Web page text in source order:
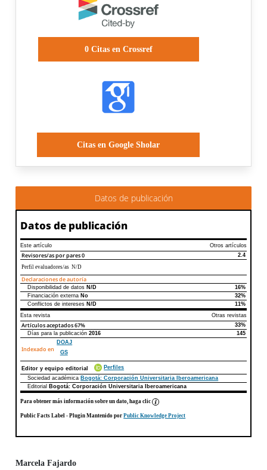
0Citas en Crossref
Citas en Google Sholar
Datos de publicación
Datos de publicación
Este artículo Otros artículos
Revisores/as por pares0
2.4
Perfil evaluadores/as N/D
Declaraciones de autoría
Declaraciones de autoríaEste artículo
Disponibilidad de datos N/D
16%
Financiación externa No
32%
Conflictos de intereses N/D
11%
Esta revista
Otras revistas
Artículos aceptados67%
33%
Días para la publicación2016 145
Indexado en
DOAJ
GS
Editor y equipo editorial
Perfiles
Sociedad académica Bogotá: Corporación Universitaria Iberoamericana
Editorial
Bogotá: Corporación Universitaria Iberoamericana
Para obtener más información sobre un dato, haga clic
Public Facts Label - Plugin Mantenido porPublic Knowledge Project
Marcela Fajardo